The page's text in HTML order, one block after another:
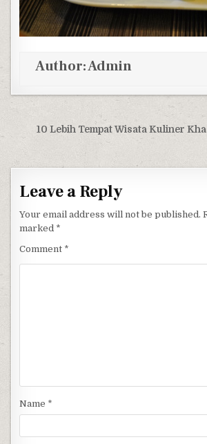
Author:Admin
Post navigation
10 Lebih Tempat Wisata Kuliner
Leave a Reply
Your email address will not be published.
marked *
Comment *
Name *